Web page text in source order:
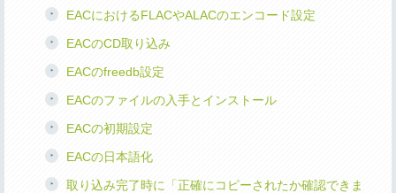
EACにおけるFLACやALACのエンコード設定
EACのCD取り込み
EACのfreedb設定
EACのファイルの入手とインストール
EACの初期設定
EACの日本語化
取り込み完了時に「正確にコピーされたか確認できま